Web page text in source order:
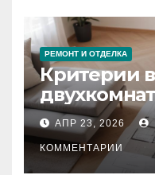
РЕМОНТ И ОТДЕЛКА
Критерии
состояние
АПР 23, 2026
КОММЕНТАРИИ